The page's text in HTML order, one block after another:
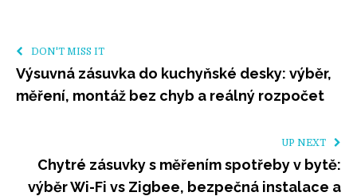
DON'T MISS IT
Výsuvná zásuvka do kuchyňské desky: výběr,
měření, montáž bez chyb a reálný rozpočet
UP NEXT
Chytré zásuvky s měřením spotřeby v bytě:
výběr Wi-Fi vs Zigbee, bezpečná instalace a